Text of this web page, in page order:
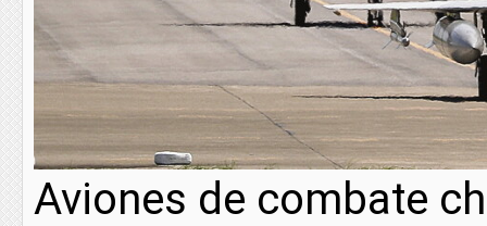
Aviones de combate